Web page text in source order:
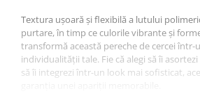
Textura ușoară și flexibilă a lutului
purtare, în timp ce culorile vibrante și
transformă această pereche de cercei într-
individualității tale. Fie că alegi să îi
să îi integrezi într-un look mai sofisticat,